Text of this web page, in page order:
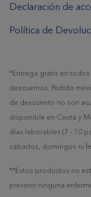
Declaración de
Política de
*Entrega gratis en
descuentos. Pedido
de descuento no son
disponible en Ceuta y
días laborables (7 - 10
sábados, domingos ni
**Estos productos no
prevenir ninguna